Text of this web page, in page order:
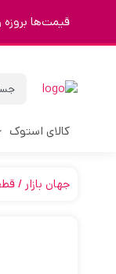
قیمت‌ها بروزه و
کالای استوک
جهان بازار